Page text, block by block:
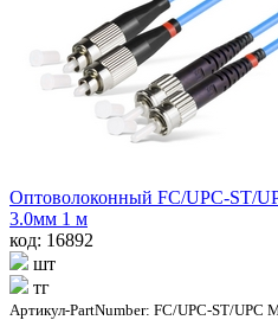
Оптоволоконный FC/UPC-ST/
3.0мм 1 м
код: 16892
шт
тг
Артикул-PartNumber: FC/UPC-ST/